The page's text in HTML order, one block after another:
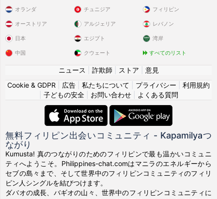
オランダ
オーストリア
日本
中国
チュニジア
アルジェリア
エジプト
クウェート
フィリピン
レバノン
湾岸
すべてのリスト
ニュース 詐欺師 ストア
意見
Cookie & GDPR
広告 私たちについて プライバシー
利用規約
子どもの安全| お問い合わせ| よくある質問
無料フィリピン出会いコミュニティ - Kapamilyaつ
ながり
Kumusta! 真のつながりのためのフィリピンで最も温かいコミュニ
ティへようこそ。Philippines-chat.comはマニラのエネルギーから
セブの島々まで、そして世界中のフィリピンコミュニティのフィリ
ピン人シングルを結びつけます。
ダバオの成長、バギオの山々、世界中のフィリピンコミュニティに